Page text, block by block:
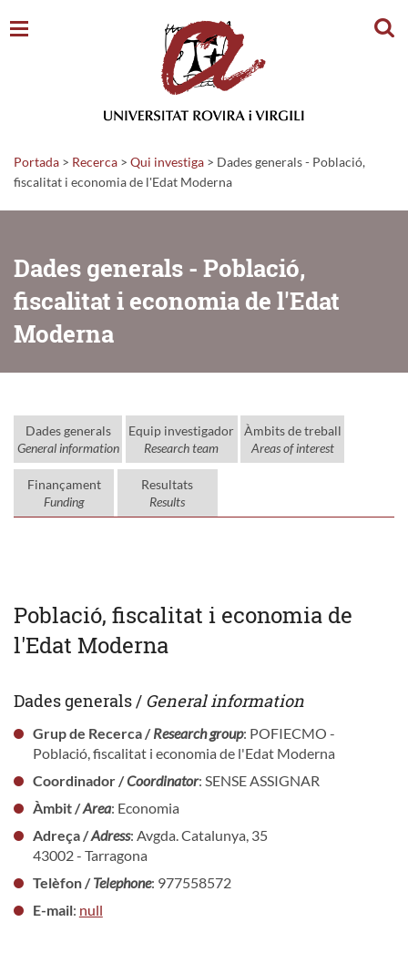
Portada > Recerca > Qui investiga > Dades generals - Població,
fiscalitat i economia de l'Edat Moderna
Dades generals - Població,
fiscalitat i economia de l'Edat
Moderna
Dades generals
General information
Equip investigador
Research team
Àmbits de treball
Areas of interest
Finançament
Funding
Resultats
Results
Població, fiscalitat i economia de
l'Edat Moderna
Dades generals / General information
Grup de Recerca /Research group: POFIECMO -
Població, fiscalitat i economia de l'Edat Moderna
Coordinador /Coordinator: SENSE ASSIGNAR
Àmbit /Area: Economia
Adreça /Adress: Avgda. Catalunya, 35
43002 - Tarragona
Telèfon /Telephone: 977558572
E-mail: null